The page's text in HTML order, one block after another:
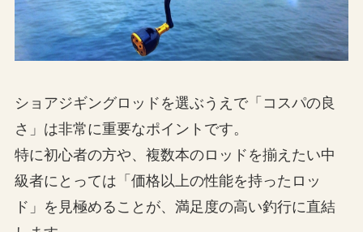
ショアジギングロッドを選ぶうえで「コスパの良
さ」は非常に重要なポイントです。
特に初心者の方や、複数本のロッドを揃えたい中
級者にとっては「価格以上の性能を持ったロッ
ド」を見極めることが、満足度の高い釣行に直結